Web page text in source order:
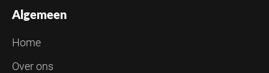
Algemeen
Home
Over ons